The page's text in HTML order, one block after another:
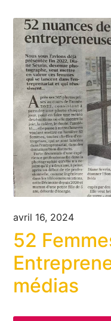
avril 16, 2024
52
médias